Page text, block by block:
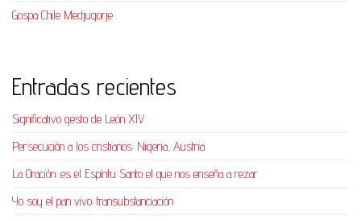
Gospa Chile Medjugorje
Entradas recientes
Significativo gesto de León XIV
Persecución a los cristianos: Nigeria, Austria
La Oración: es el Espíritu Santo el que nos enseña a rezar.
Yo soy el pan vivo: transubstanciación